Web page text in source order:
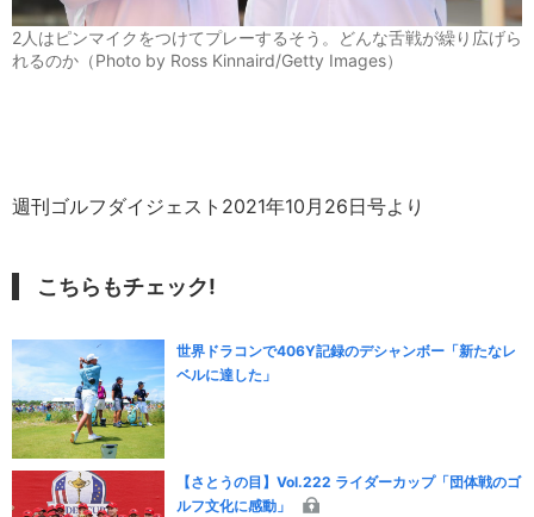
2人はピンマイクをつけてプレーするそう。どんな舌戦が繰り広げら
れるのか（Photo by Ross Kinnaird/Getty Images）
週刊ゴルフダイジェスト2021年10月26日号より
こちらもチェック!
世界ドラコンで406Y記録のデシャンボー「新たなレ
ベルに達した」
【さとうの目】Vol.222 ライダーカップ「団体戦のゴ
ルフ文化に感動」